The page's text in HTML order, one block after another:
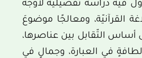
فيه دراسةً تفصيليّةً لأوجه
القرآنيّة، ومعالجًا موضوعَ
أساس التّقابل بين عناصرها،
في العبارة، وجمالٍ في